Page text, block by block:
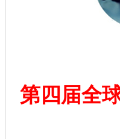
第四届全